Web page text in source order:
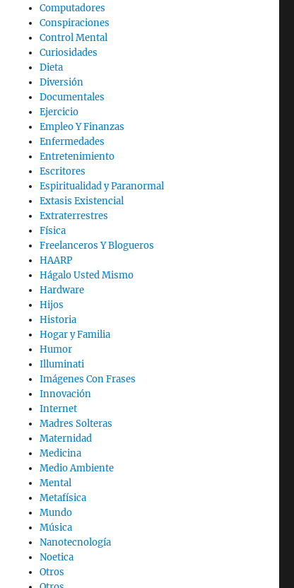
Computadores
Conspiraciones
Control Mental
Curiosidades
Dieta
Diversión
Documentales
Ejercicio
Empleo Y Finanzas
Enfermedades
Entretenimiento
Escritores
Espiritualidad y Paranormal
Extasis Existencial
Extraterrestres
Física
Freelanceros Y Blogueros
HAARP
Hágalo Usted Mismo
Hardware
Hijos
Historia
Hogar y Familia
Humor
Illuminati
Imágenes Con Frases
Innovación
Internet
Madres Solteras
Maternidad
Medicina
Medio Ambiente
Mental
Metafísica
Mundo
Música
Nanotecnología
Noetica
Otros